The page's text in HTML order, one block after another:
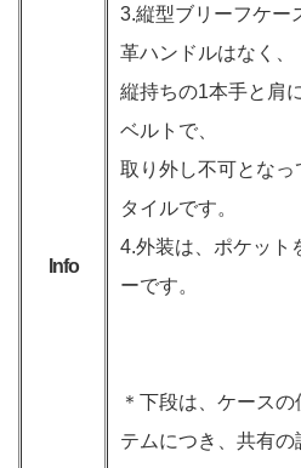
Info
3.縦型ブリーフケー
革ハンドルはなく、
縦持ちの1本手と肩
ベルトで、
取り外し不可とな
タイルです。
4.外装は、ポケット
ーです。
＊下段は、ケース
テムにつき、共有の